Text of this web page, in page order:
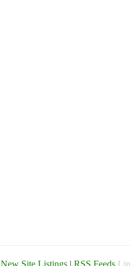
New Site Listings | RSS Feeds